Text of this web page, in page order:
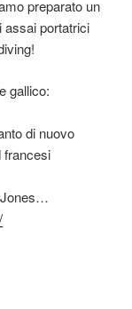
preparato un
assai portatrici
gallico:
di nuovo
francesi
Jones…